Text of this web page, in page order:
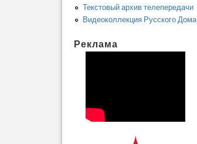
Текстовый архив телепередачи
Видеоколлекция Русского Дома
Реклама